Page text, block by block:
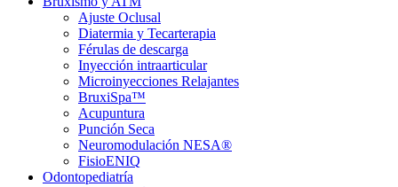
Ajuste Oclusal
Diatermia y Tecarterapia
Férulas de descarga
Inyección intraarticular
Microinyecciones Relajantes
BruxiSpa™
Acupuntura
Punción Seca
Neuromodulación NESA®
FisioENIQ
Odontopediatría